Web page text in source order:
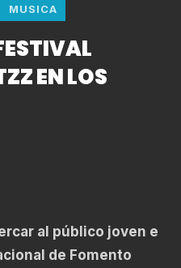
MUSICA
EN LOS
al público joven e
de Fomento